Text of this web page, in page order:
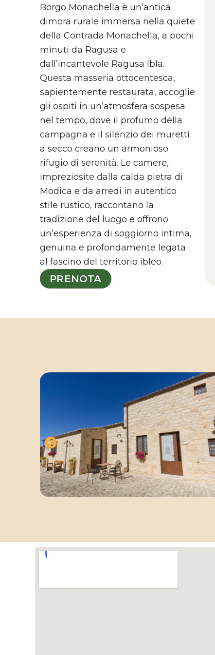
Borgo Monachella è un’antica
dimora rurale immersa nella quiete
della Contrada Monachella, a pochi
minuti da Ragusa e
dall’incantevole Ragusa Ibla.
Questa masseria ottocentesca,
sapientemente restaurata, accoglie
gli ospiti in un’atmosfera sospesa
nel tempo, dove il profumo della
campagna e il silenzio dei muretti
a secco creano un armonioso
rifugio di serenità. Le camere,
impreziosite dalla calda pietra di
Modica e da arredi in autentico
stile rustico, raccontano la
tradizione del luogo e offrono
un’esperienza di soggiorno intima,
genuina e profondamente legata
al fascino del territorio ibleo.
PRENOTA